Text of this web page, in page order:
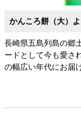
かんころ餅（大）
長崎県五島列島の郷
ードとして今も愛さ
の幅広い年代にお届